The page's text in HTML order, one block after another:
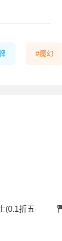
魔幻
(0.1折五神魔免